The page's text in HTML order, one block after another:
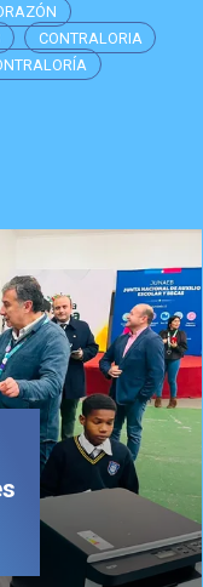
CONTRALORIA